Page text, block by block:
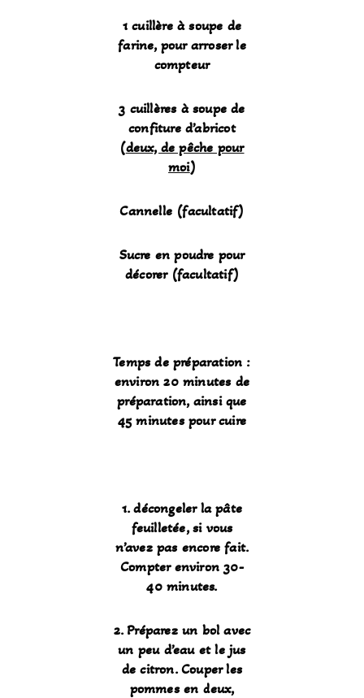
1 cuillère à soupe de
farine, pour arroser le
compteur
3 cuillères à soupe de
confiture d’abricot
(deux, de pêche pour
moi)
Cannelle (facultatif)
Sucre en poudre pour
décorer (facultatif)
Temps de préparation :
environ 20 minutes de
préparation, ainsi que
45 minutes pour cuire
1. décongeler la pâte
feuilletée, si vous
n’avez pas encore fait.
Compter environ 30-
40 minutes.
2. Préparez un bol avec
un peu d’eau et le jus
de citron. Couper les
pommes en deux,